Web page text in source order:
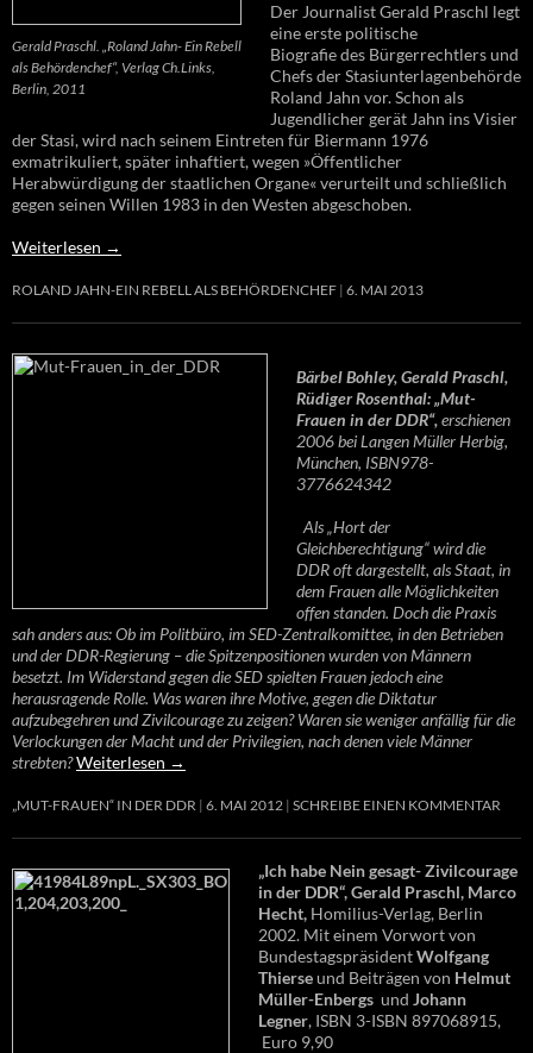
Gerald Praschl. „Roland Jahn- Ein Rebell
als Behördenchef“, Verlag Ch.Links,
Berlin, 2011
Der Journalist Gerald Praschl legt
eine erste politische
Biografie des Bürgerrechtlers und
Chefs der Stasiunterlagenbehörde
Roland Jahn vor. Schon als
Jugendlicher gerät Jahn ins Visier
der Stasi, wird nach seinem Eintreten für Biermann 1976
exmatrikuliert, später inhaftiert, wegen »Öffentlicher
Herabwürdigung der staatlichen Organe« verurteilt und schließlich
gegen seinen Willen 1983 in den Westen abgeschoben.
Weiterlesen →
ROLAND JAHN-EIN REBELL ALS BEHÖRDENCHEF 6. MAI 2013
Bärbel Bohley, Gerald Praschl,
Rüdiger Rosenthal: „Mut-
Frauen in der DDR“,erschienen
2006 bei Langen Müller Herbig,
München, ISBN978-
3776624342
Als „Hort der
Gleichberechtigung“ wird die
DDR oft dargestellt, als Staat, in
dem Frauen alle Möglichkeiten
offen standen. Doch die Praxis
sah anders aus: Ob im Politbüro, im SED-Zentralkomittee, in den Betrieben
und der DDR-Regierung – die Spitzenpositionen wurden von Männern
besetzt. Im Widerstand gegen die SED spielten Frauen jedoch eine
herausragende Rolle. Was waren ihre Motive, gegen die Diktatur
aufzubegehren und Zivilcourage zu zeigen? Waren sie weniger anfällig für die
Verlockungen der Macht und der Privilegien, nach denen viele Männer
strebten?Weiterlesen →
„MUT-FRAUEN“ IN DER DDR 6. MAI 2012 SCHREIBE EINEN KOMMENTAR
„Ich habe Nein gesagt- Zivilcourage
in der DDR“, Gerald Praschl, Marco
Hecht, Homilius-Verlag, Berlin
2002. Mit einem Vorwort von
BundestagspräsidentWolfgang
Thierseund Beiträgen von Helmut
Müller-Enbergs und Johann
Legner, ISBN 3-ISBN 897068915,
Euro 9,90